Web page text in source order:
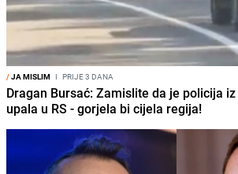
/JA MISLIM I PRIJE 3 DANA
Dragan Bursać: Zamislite da je policija
upala u RS - gorjela bi cijela regija!